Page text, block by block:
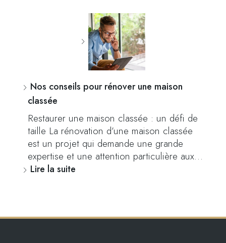
Nos conseils pour rénover une maison
classée
Restaurer une maison classée : un défi de
taille La rénovation d’une maison classée
est un projet qui demande une grande
expertise et une attention particulière aux…
Lire la suite